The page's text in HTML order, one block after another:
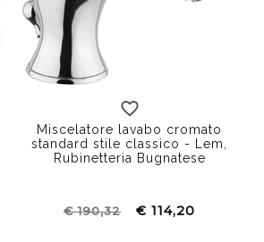
con inserto Swarovski
Miscelatore lavabo cromato
standard stile classico - Lem,
Rubinetteria Bugnatese
€ 190,32 € 114,20